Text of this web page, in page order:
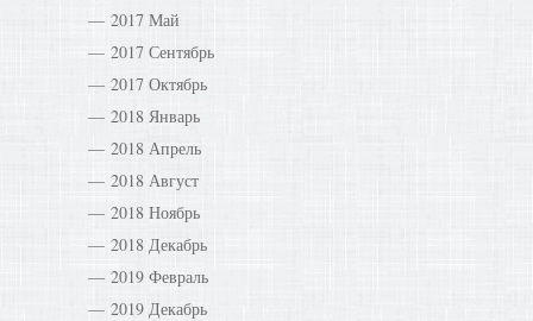
2017 Май
2017 Сентябрь
2017 Октябрь
2018 Январь
2018 Апрель
2018 Август
2018 Ноябрь
2018 Декабрь
2019 Февраль
2019 Декабрь